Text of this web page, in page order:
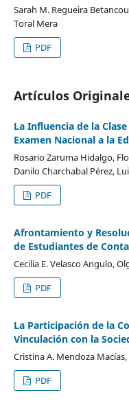
Sarah M. Regueira
Toral Mera
PDF
Artículos
La Influencia de la
Examen Nacional a la
Rosario Zaruma Hidalgo,
Danilo Charchabal Pérez,
PDF
Afrontamiento y
de Estudiantes de
Cecilia E. Velasco Angulo,
PDF
La Participación de la
Vinculación con la
Cristina A. Mendoza
PDF